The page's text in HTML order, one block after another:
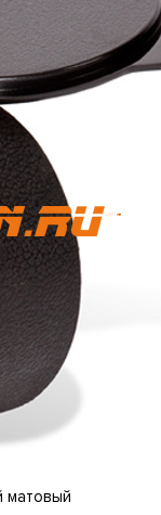
матовый